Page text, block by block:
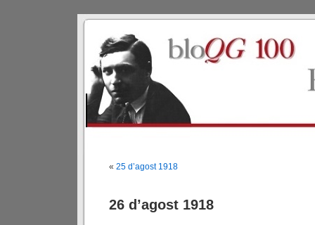
« 25 d’agost 1918
26 d’agost 1918